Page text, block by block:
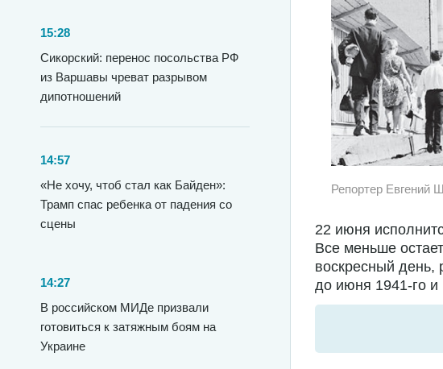
15:28
Сикорский: перенос посольства РФ
из Варшавы чреват разрывом
дипотношений
14:57
«Не хочу, чтоб стал как Байден»:
Трамп спас ребенка от падения со
сцены
14:27
В российском МИДе призвали
готовиться к затяжным боям на
Украине
Репортер Евгений
22 июня
Все меньше
воскресный день,
до июня 1941-го и